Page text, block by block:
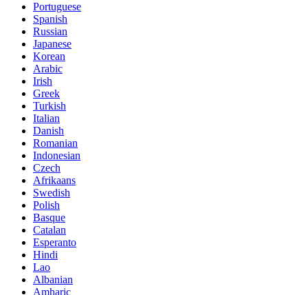
Portuguese
Spanish
Russian
Japanese
Korean
Arabic
Irish
Greek
Turkish
Italian
Danish
Romanian
Indonesian
Czech
Afrikaans
Swedish
Polish
Basque
Catalan
Esperanto
Hindi
Lao
Albanian
Amharic